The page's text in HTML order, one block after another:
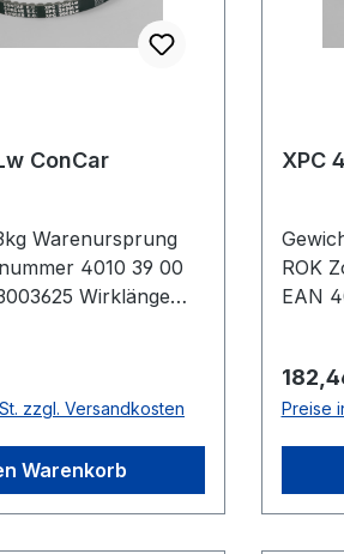
ConCar
Warenursprung
4010 39 00
Wirklänge
Ausführung
formgezahnt
Zugstrang
22mm Höhe 18mm
zzgl. Versandkosten
Warenkorb
XPC
ROK
EAN
Preise